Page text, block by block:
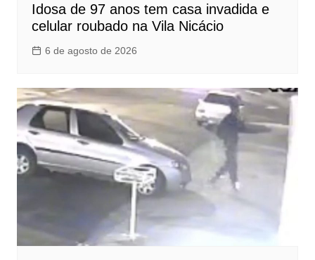
Idosa de 97 anos tem casa invadida e
celular roubado na Vila Nicácio
6 de agosto de 2026